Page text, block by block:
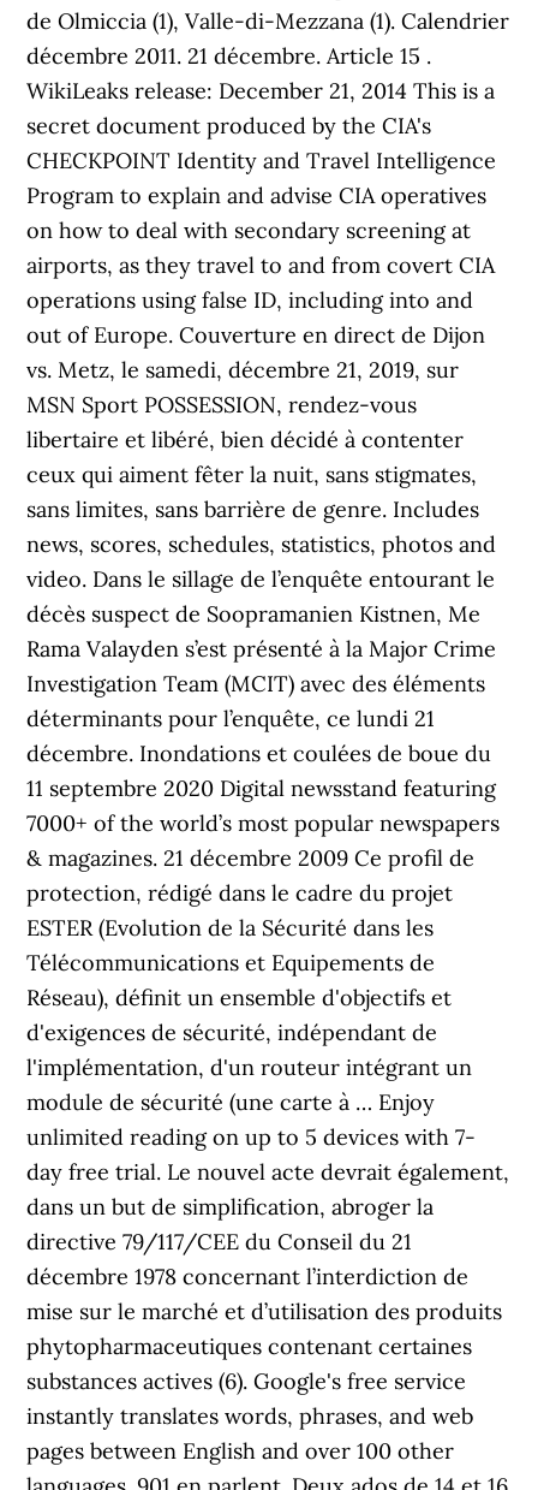
de Olmiccia (1), Valle-di-Mezzana (1). Calendrier
décembre 2011. 21 décembre. Article 15 .
WikiLeaks release: December 21, 2014 This is a
secret document produced by the CIA's
CHECKPOINT Identity and Travel Intelligence
Program to explain and advise CIA operatives
on how to deal with secondary screening at
airports, as they travel to and from covert CIA
operations using false ID, including into and
out of Europe. Couverture en direct de Dijon
vs. Metz, le samedi, décembre 21, 2019, sur
MSN Sport POSSESSION, rendez-vous
libertaire et libéré, bien décidé à contenter
ceux qui aiment fêter la nuit, sans stigmates,
sans limites, sans barrière de genre. Includes
news, scores, schedules, statistics, photos and
video. Dans le sillage de l’enquête entourant le
décès suspect de Soopramanien Kistnen, Me
Rama Valayden s’est présenté à la Major Crime
Investigation Team (MCIT) avec des éléments
déterminants pour l’enquête, ce lundi 21
décembre. Inondations et coulées de boue du
11 septembre 2020 Digital newsstand featuring
7000+ of the world’s most popular newspapers
& magazines. 21 décembre 2009 Ce profil de
protection, rédigé dans le cadre du projet
ESTER (Evolution de la Sécurité dans les
Télécommunications et Equipements de
Réseau), définit un ensemble d'objectifs et
d'exigences de sécurité, indépendant de
l'implémentation, d'un routeur intégrant un
module de sécurité (une carte à … Enjoy
unlimited reading on up to 5 devices with 7-
day free trial. Le nouvel acte devrait également,
dans un but de simplification, abroger la
directive 79/117/CEE du Conseil du 21
décembre 1978 concernant l’interdiction de
mise sur le marché et d’utilisation des produits
phytopharmaceutiques contenant certaines
substances actives (6). Google's free service
instantly translates words, phrases, and web
pages between English and over 100 other